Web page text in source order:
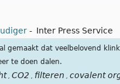
- Inter Press Service
gemaakt dat veelbelovend
te doen dalen.
CO2 filteren
covalent